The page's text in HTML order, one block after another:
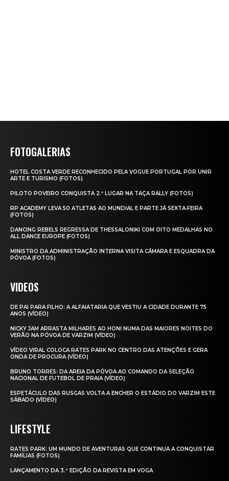
FOTOGALERIAS
HOTEL COSTA VERDE RECONHECIDO PELA VOGUE PORTUGAL POR UNIR
ARTE E TURISMO (FOTOS)
PILOTO POVEIRO CONQUISTA 2.º LUGAR NA TAÇA RALLY (FOTOS)
RP ACADEMY LEVA 50 ATLETAS AO MUNDIAL E PARTE JÁ SEXTA‑FEIRA
(FOTOS)
DANCING REBELS REGRESSA DE THESSALONIKI COM OITO MEDALHAS NO
ALL DANCE EUROPE (FOTOS)
MINISTRO DA ADMINISTRAÇÃO INTERNA VISITA CÂMARA E ESQUADRA DA
PÓVOA (FOTOS)
VIDEOS
DE PAI PARA FILHO: A ALFAIATARIA QUE VESTIU A CIDADE DURANTE 75
ANOS (VÍDEO)
NICKY JAM ARRASTA MILHARES AO HONI NUMA DAS MAIORES NOITES DO
VERÃO NA PÓVOA DE VARZIM (VÍDEO)
VÍDEO VIRAL COLOCA RATES PARK NO CENTRO DAS ATENÇÕES E GERA
ONDA DE PROCURA (VÍDEO)
BRUNO TORRES: DA AREIA DA PÓVOA AO COMANDO DA SELEÇÃO
NACIONAL DE FUTEBOL DE PRAIA (VÍDEO)
ESPETÁCULO DAS RUSGAS VOLTA A ENCHER O ESTÁDIO DO VARZIM ESTE
SÁBADO (VÍDEO)
LIFESTYLE
RATES PARK: UM MUNDO DE AVENTURAS QUE CONTINUA A CONQUISTAR
FAMÍLIAS (FOTOS)
LANÇAMENTO DA 3.ª EDIÇÃO DA REVISTA EM VOGA